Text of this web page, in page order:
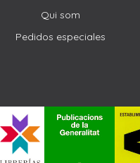
Qui som
Pedidos especiales